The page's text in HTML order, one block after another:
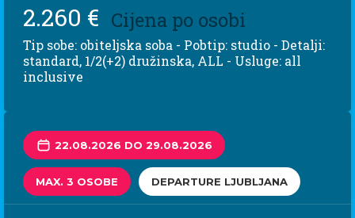
2.260 € Cijena po osobi
Tip sobe: obiteljska soba - Pobtip: studio - Detalji:
standard, 1/2(+2) družinska, ALL - Usluge: all
inclusive
22.08.2026 DO 29.08.2026
MAX. 3 OSOBE DEPARTURE LJUBLJANA